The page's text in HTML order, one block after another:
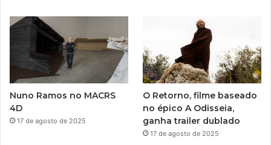
Nuno Ramos no MACRS
4D
17 de agosto de 2025
O Retorno, filme baseado
no épico A Odisseia,
ganha trailer dublado
17 de agosto de 2025